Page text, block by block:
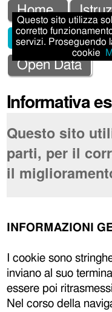
Salta
ai
contenuti.
alla
navigazione
Strumenti
personali
Sezioni
Home
Sportello
Open Data
Informativa
Questo sito
parti, per il
il
INFORMAZIONI
I cookie sono
inviano al suo
essere poi
Nel corso della
Questo sito utilizza
corretto
servizi. Proseguendo
cookie